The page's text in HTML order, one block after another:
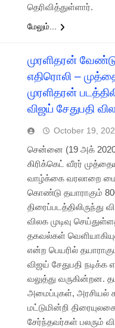
தெரிவித்துள்ளார்.
மேலும்...
முரளிதரன்
எதிரொலி –
முரளிதரன்
விஜய் சேதுபதி
October 19,
சென்னை (19 அக்
கிரிக்கெட் வீரர்
வாழ்க்கை வரலாறை
கொண்டு தயாராகும்
திரைப்படத்திலிருந்து
விலக முடிவு
தகவல்கள்
என்ற பெயரில்
விஜய் சேதுபதி நடிக்க
வலுத்து வருகின்றன.
அமைப்புகள், அரசியல்
மட்டுமின்றி
சேர்ந்தவர்கள் பலரும்